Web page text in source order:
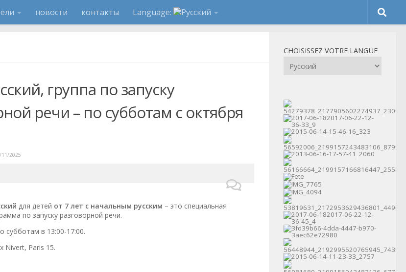
новости контакты Language:
группа по запуску
речи – по субботам с октября
11/2025
для детей от 7 лет с начальным русским – это специальная
по запуску разговорной речи.
субботам в 13:00-17:00.
Nivert, Paris 15.
CHOISISSEZ VOTRE LANGUE